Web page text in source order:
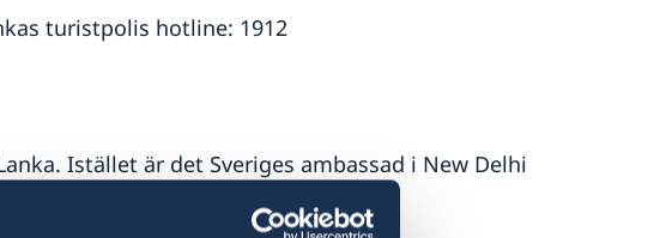
turistpolis hotline: 1912
Istället är det Sveriges ambassad i New Delhi